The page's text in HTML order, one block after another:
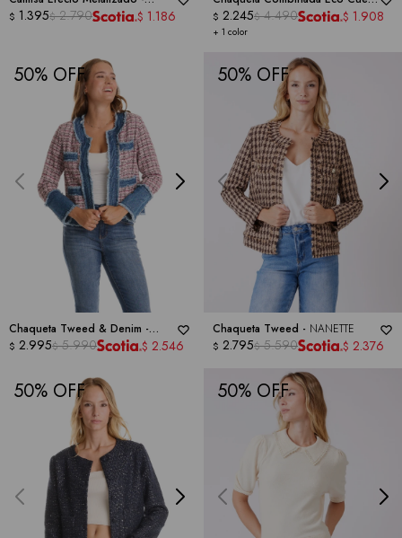
NANETTE
$ 1.395$ 2.790 $ 1.186
- NANETTE
+ 1 color
$ 2.245$ 4.490 $ 1.908
50
Chaqueta Tweed & Denim -
NANETTE
$ 2.995$ 5.990 $ 2.546
50
Chaqueta Tweed - NANETTE
$ 2.795$ 5.590 $ 2.376
50 50